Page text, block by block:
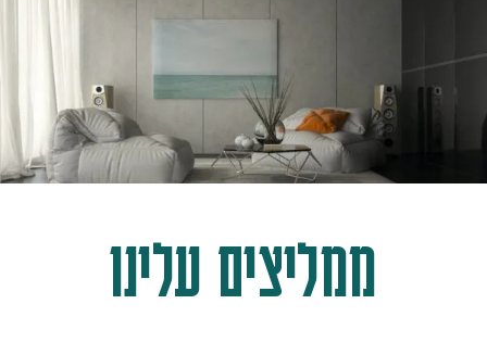
ממליצים עלינו